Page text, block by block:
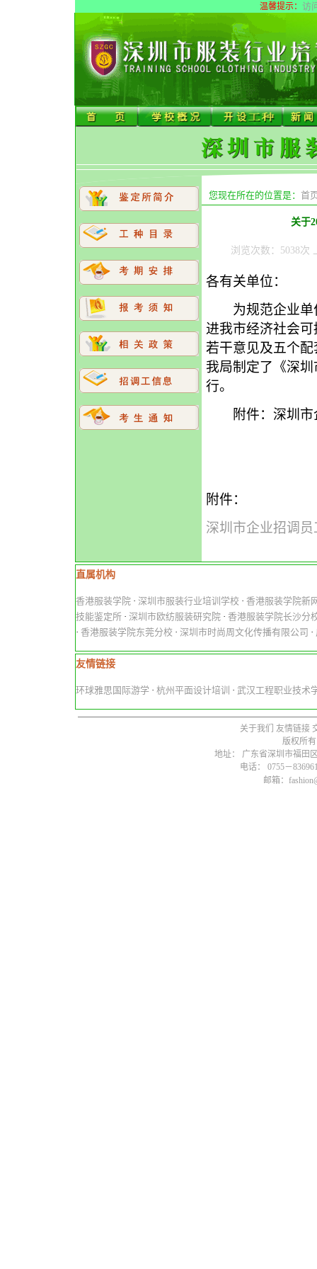
温馨提示： 访
您现在所在的位置是： 首
关于
浏览次数：5038
各有关单位：
为规范企业单
进我市经济社会
若干意见及五个
我局制定了《深
行。
附件：深圳市
附件：
深圳市企业招调
直属机构
香港服装学院 · 深圳市服装行业培训学校 · 香港服装学院新
技能鉴定所 · 深圳市欧纺服装研究院 · 香港服装学院长沙分
· 香港服装学院东莞分校 · 深圳市时尚周文化传播有限公司 ·
友情链接
环球雅思国际游学 · 杭州平面设计培训 · 武汉工程职业技术
关于我们 友情链接
版权所
地址： 广东省深圳市福田
电话： 0755－
邮箱：